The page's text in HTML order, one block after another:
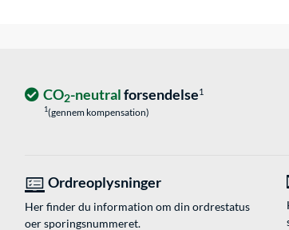
CO2-neutralforsendelse1
1(gennem kompensation)
Ordreoplysninger
Her finder du information om din ordrestatus
oer sporingsnummeret.